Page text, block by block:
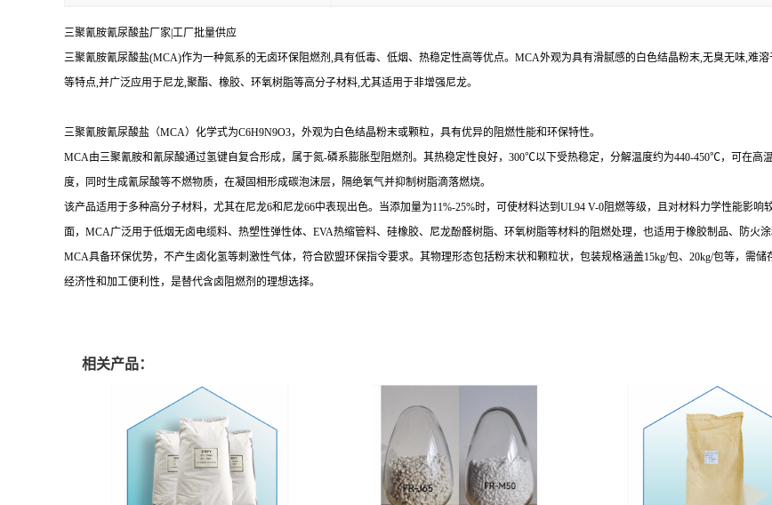
三聚氰胺氰尿酸盐厂家|工厂批量供应
三聚氰胺氰尿酸盐(MCA)作为一种氮系的无卤环保阻燃剂,具有低毒、低烟、热稳定性高等优点。MCA外观为具有滑腻感的白色结晶粉末,无臭无味,难
等特点,并广泛应用于尼龙,聚酯、橡胶、环氧树脂等高分子材料,尤其适用于非增强尼龙。
三聚氰胺氰尿酸盐（MCA）化学式为C6H9N9O3，外观为白色结晶粉末或颗粒，具有优异的阻燃性能和环保特性。
MCA由三聚氰胺和氰尿酸通过氢键自复合形成，属于氮-磷系膨胀型阻燃剂。其热稳定性良好， 300℃以下受热稳定，分解温度约为440-450℃，可在高
度，同时生成氰尿酸等不燃物质，在凝固相形成碳泡沫层，隔绝氧气并抑制树脂滴落燃烧。
该产品适用于多种高分子材料，尤其在尼龙6和尼龙66中表现出色。当添加量为11%-25%时，可使材料达到 UL94 V-0阻燃等级，且对材料力学性能影响较
面， MCA广泛用于低烟无卤电缆料、热塑性弹性体、 EVA热缩管料、硅橡胶、尼龙酚醛树脂、环氧树脂等材料的阻燃处理，也适用于橡胶制品、防火涂
MCA具备环保优势，不产生卤化氢等刺激性气体，符合欧盟环保指令要求。其物理形态包括粉末状和颗粒状，包装规格涵盖15kg/包、 20kg/包等，需储
经济性和加工便利性，是替代含卤阻燃剂的理想选择。
相关产品：